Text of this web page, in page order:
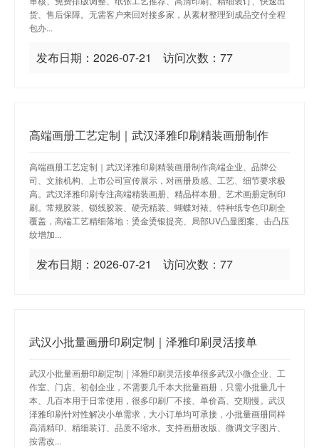
货、售后保障。无需客户来回对接多家，从素材整理到成品交付全程
包办...
发布日期：2026-07-21 访问次数：77
高端画册工艺定制｜武汉泽雅印刷精装画册制作
高端画册工艺定制｜武汉泽雅印刷精装画册制作高端企业、品牌公
司、文旅机构、上市公司宣传展示，对画册质感、工艺、细节要求极
高。武汉泽雅印刷专注高端精装画册、精品样本册、艺术画册定制印
刷。常规胶装、锁线胶装、硬壳精装、蝴蝶对裱、特种纸专色印刷全
覆盖，高端工艺精细落地：烫金烫银提亮、局部UV凸显图案、击凸压
纹增加...
发布日期：2026-07-21 访问次数：77
武汉小批量画册印刷定制｜泽雅印刷灵活接单
武汉小批量画册印刷定制｜泽雅印刷灵活接单很多武汉小微企业、工
作室、门店、初创企业，不需要几千本大批量画册，只需小批量几十
本、几百本用于日常使用，很多印刷厂不接、单价高、交期慢。武汉
泽雅印刷针对性解决小单需求，大小订单均可承接，小批量画册同样
高清精印、精细装订、品质不缩水。支持画册改版、微调文字图片、
按需改...